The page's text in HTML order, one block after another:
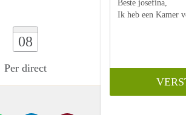
08
Per direct